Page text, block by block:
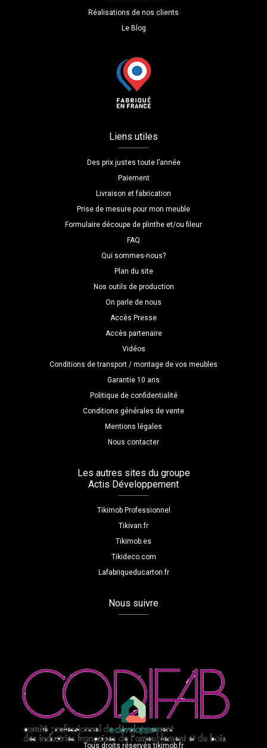
Réalisations de nos clients
Le Blog
Liens utiles
Des prix justes toute l’année
Paiement
Livraison et fabrication
Prise de mesure pour mon meuble
Formulaire découpe de plinthe et/ou fileur
FAQ
Qui sommes-nous?
Plan du site
Nos outils de production
On parle de nous
Accès Presse
Accès partenaire
Vidéos
Conditions de transport / montage de vos meubles
Garantie 10 ans
Politique de confidentialité
Conditions générales de vente
Mentions légales
Nous contacter
Les autres sites du groupe
Actis Développement
Tikimob Professionnel
Tikivan.fr
Tikimob.es
Tikideco.com
Lafabriqueducarton.fr
Nous suivre
Tous droits réservés tikimob.fr